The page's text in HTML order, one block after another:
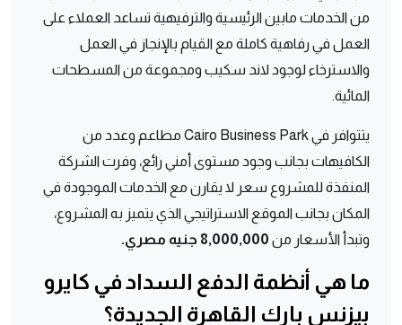
من الخدمات مابين الرئيسية والترفيهية تساعد العملاء على
العمل في رفاهية كاملة مع القيام بالإنجاز في العمل
والاسترخاء لوجود لاند سكيب ومجموعة من المسطحات
المائية.
يتتوافر في Cairo Business Park مطاعم وعدد من
الكافيهات بجانب وجود مستوى أمني رائع، وفرت الشركة
المنفذة للمشروع سعر لا يقارن مع الخدمات الموجودة في
المكان بجانب الموقع الاستراتيجي الذي يتميز به المشروع،
وتبدأ الأسعار من 8,000,000 جنيه مصري.
ما هي أنظمة الدفع السداد في كايرو
بيزنس بارك القاهرة الجديدة؟